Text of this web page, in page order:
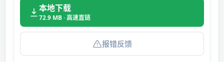
本地下载
72.9 MB · 高速直链
报错反馈